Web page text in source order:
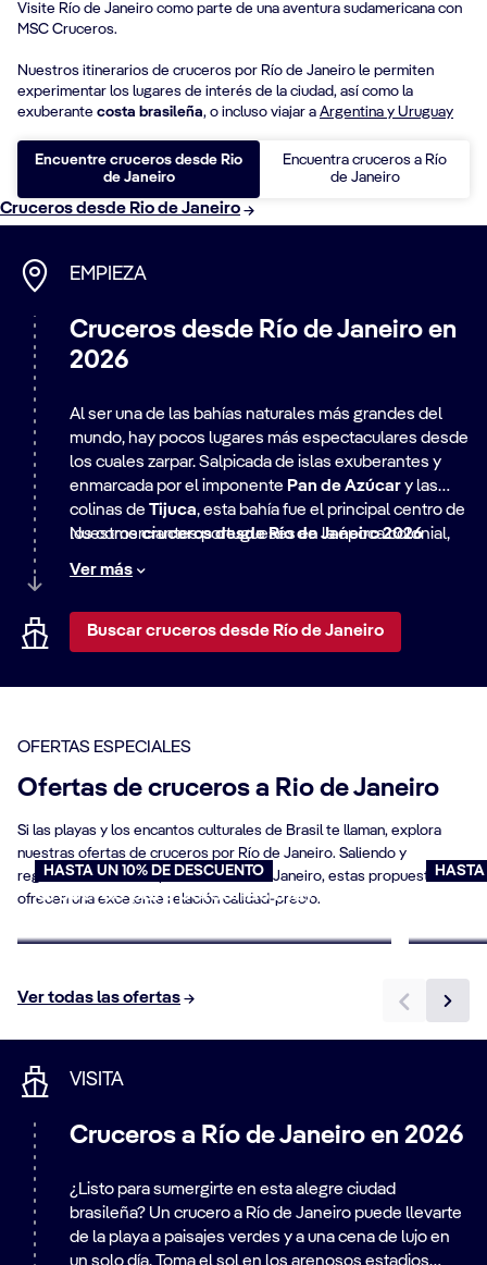
Visite Río de Janeiro como parte de una aventura sudamericana con
MSC Cruceros.
Nuestros itinerarios de cruceros por Río de Janeiro le permiten
experimentar los lugares de interés de la ciudad, así como la
exuberante costa brasileña, o incluso viajar a Argentina y Uruguay
Encuentre cruceros desde Rio
de Janeiro
Encuentra cruceros a Río
de Janeiro
Cruceros desde Rio de Janeiro
EMPIEZA
Cruceros desde Río de Janeiro en
2026
Al ser una de las bahías naturales más grandes del
mundo, hay pocos lugares más espectaculares desde
los cuales zarpar. Salpicada de islas exuberantes y
enmarcada por el imponente Pan de Azúcary las
colinas de Tijuca, esta bahía fue el principal centro de
los comerciantes portugueses en la época colonial,
quienes enviaban café y azúcar al Viejo Mundo. Hoy, el
puerto de cruceros de Río de Janeiro es tu puerta de
Nuestroscruceros desde Río de Janeiro 2026
incluyen travesías hacia el norte, visitando la localidad
balnearia brasileña de
histórica ciudad deSalvador. O bien, navega hacia el
sur hasta la isla volcánica deIlhabela, destino
Montevideo, además de Buenos Aires, la seductora
metrópoli llena de tango, antes de regresar al puerto
de Río de Janeiro.
Descubre lo mejor de Brasil y más allá con los
cruceros desde Río de Janeiro.
Ver más
Buscar cruceros desde Río de Janeiro
OFERTAS ESPECIALES
Ofertas de cruceros a Rio de Janeiro
Si las playas y los encantos culturales de Brasil te llaman, explora
nuestras ofertas de cruceros por Río de Janeiro. Saliendo y
regresando desde el puerto de Río de Janeiro, estas propuestas
ofrecen una excelente relación calidad-precio.
HASTA UN 10% DE DESCUENTO
Cruceros para personas mayores
HASTA
Ver todas las ofertas
VISITA
Cruceros a Río de Janeiro en 2026
¿Listo para sumergirte en esta alegre ciudad
brasileña? Un crucero a Río de Janeiro puede llevarte
de la playa a paisajes verdes y a una cena de lujo en